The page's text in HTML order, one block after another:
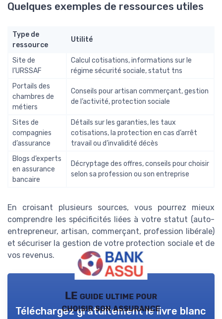
Quelques exemples de ressources utiles
Type de
ressource
Utilité
Site de
l’URSSAF
Calcul cotisations, informations sur le
régime sécurité sociale, statut tns
Portails des
chambres de
métiers
Conseils pour artisan commerçant, gestion
de l’activité, protection sociale
Sites de
compagnies
d’assurance
Détails sur les garanties, les taux
cotisations, la protection en cas d’arrêt
travail ou d’invalidité décès
Blogs d’experts
en assurance
bancaire
Décryptage des offres, conseils pour choisir
selon sa profession ou son entreprise
En croisant plusieurs sources, vous pourrez mieux
comprendre les spécificités liées à votre statut (auto-
entrepreneur, artisan, commerçant, profession libérale)
et sécuriser la gestion de votre protection sociale et de
vos revenus.
LE guide ultime pour
choisir son assurance
Téléchargez gratuitement le livre blanc